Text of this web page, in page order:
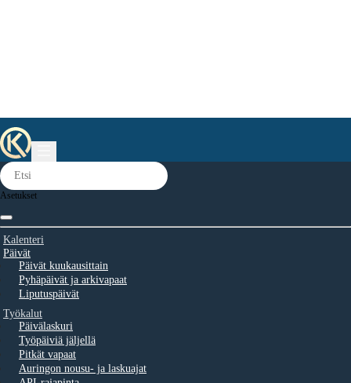
Asetukset
Kalenteri
Päivät
Päivät kuukausittain
Pyhäpäivät ja arkivapaat
Liputuspäivät
Työkalut
Päivälaskuri
Työpäiviä jäljellä
Pitkät vapaat
Auringon nousu- ja laskuajat